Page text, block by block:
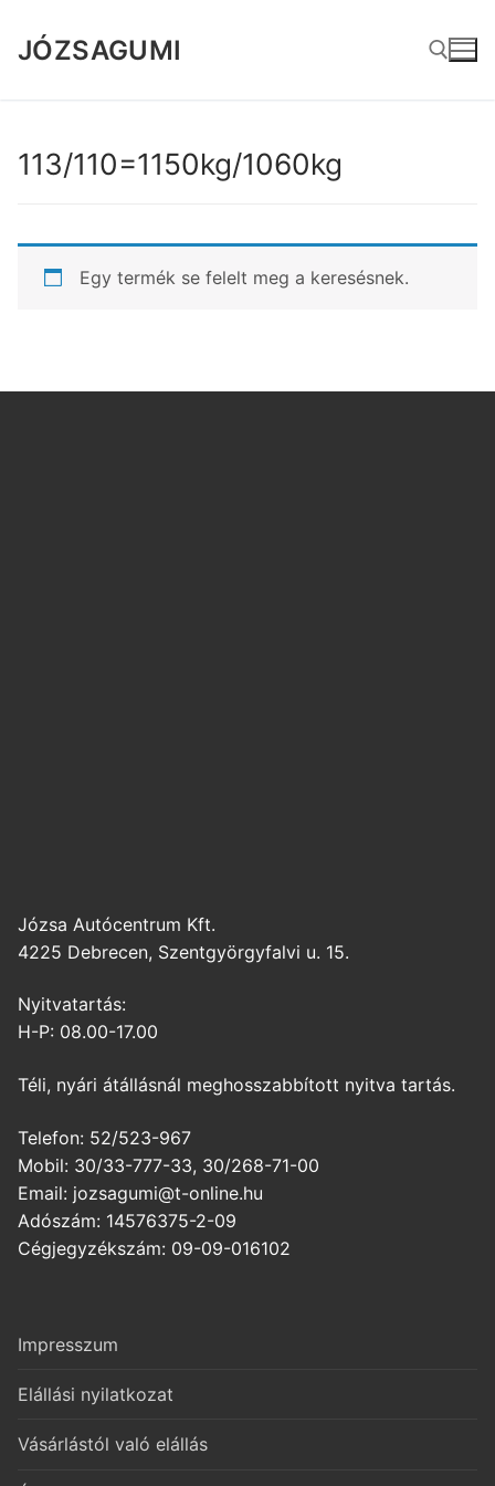
tartalomra
JÓZSAGUMI
113/110=1150kg/1060kg
Egy termék se felelt meg a keresésnek.
Józsa Autócentrum Kft.
4225 Debrecen, Szentgyörgyfalvi u. 15.
Nyitvatartás:
H-P: 08.00-17.00
Téli, nyári átállásnál meghosszabbított nyitva tartás.
Telefon: 52/523-967
Mobil: 30/33-777-33, 30/268-71-00
Email: jozsagumi@t-online.hu
Adószám: 14576375-2-09
Cégjegyzékszám: 09-09-016102
Impresszum
Elállási nyilatkozat
Vásárlástól való elállás